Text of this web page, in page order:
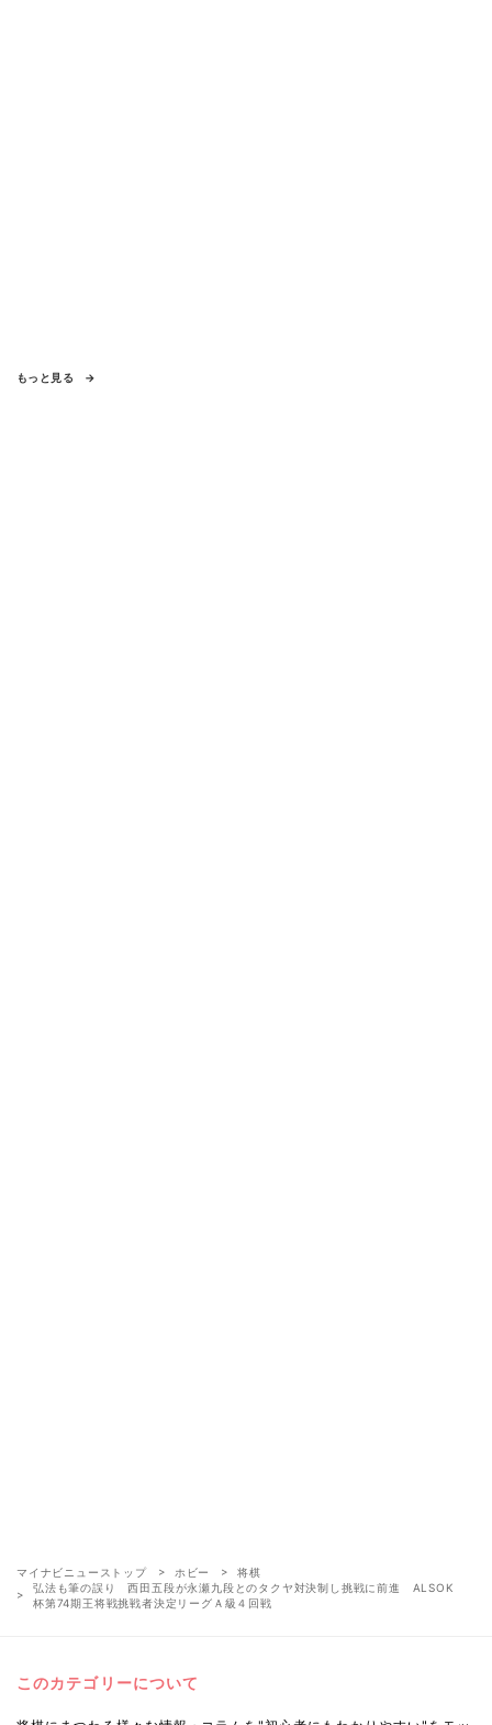
もっと見る
マイナビニューストップ ホビー
将棋
弘法も筆の誤り 西田五段が永瀬九段とのタクヤ対決制し挑戦に前進 ALSOK
杯第74期王将戦挑戦者決定リーグＡ級４回戦
このカテゴリーについて